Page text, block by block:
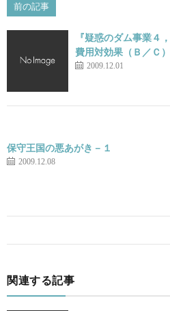
前の記事
『疑惑のダム事業４
費用対効果（Ｂ／Ｃ
2009.12.01
保守王国の悪あがき－１
2009.12.08
関連する記事